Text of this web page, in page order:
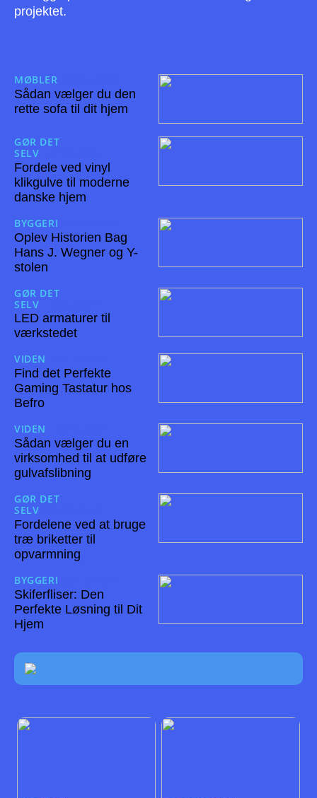
projektet.
MØBLER
Sådan vælger du den
rette sofa til dit hjem
GØR DET
SELV
Fordele ved vinyl
klikgulve til moderne
danske hjem
BYGGERI
Oplev Historien Bag
Hans J. Wegner og Y-
stolen
GØR DET
SELV
LED armaturer til
værkstedet
VIDEN
Find det Perfekte
Gaming Tastatur hos
Befro
VIDEN
Sådan vælger du en
virksomhed til at udføre
gulvafslibning
GØR DET
SELV
Fordelene ved at bruge
træ briketter til
opvarmning
BYGGERI
Skiferfliser: Den
Perfekte Løsning til Dit
Hjem